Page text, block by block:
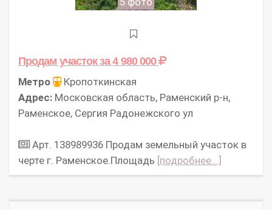
Продам участокза 4 980 000
Метро
Кропоткинская
Адрес: Московская область, Раменский р-н,
Раменское, Сергия Радонежского ул
Арт. 138989936 Продам земельный участок в
черте г. Раменское.Площадь [подробнее...]